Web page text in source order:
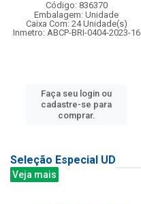
Código: 836370
Embalagem: Unidade
Caixa Com: 24 Unidade(s)
Inmetro: ABCP-BRI-0404-2023-16
Faça seu login ou
cadastre-se para
comprar.
Seleção Especial UD
Veja mais